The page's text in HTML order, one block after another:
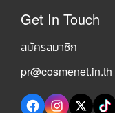
Get In Touch
สมัครสมาชิก
pr@cosmenet.in.th